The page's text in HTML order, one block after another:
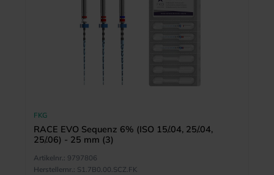
FKG
RACE EVO Sequenz 6% (ISO 15/.04, 25/.04,
25/.06) - 25 mm (3)
Artikelnr.: 9797806
Herstellernr.: S1.7B0.00.SCZ.FK